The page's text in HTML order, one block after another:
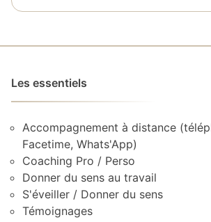
Les essentiels
Accompagnement à distance
Facetime, Whats'App)
Coaching Pro / Perso
Donner du sens au travail
S'éveiller / Donner du sens
Témoignages